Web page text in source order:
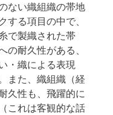
ない織組織の帯地
する項目の中で、
で製織された帯
の耐久性がある、
・織による表現
また、織組織（経
久性も、飛躍的に
これは客観的な話